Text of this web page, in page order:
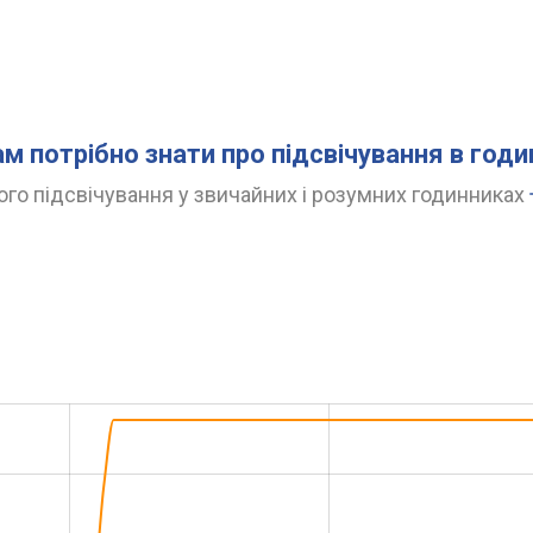
потрібно знати про підсвічування в
підсвічування у звичайних і розумних годинниках